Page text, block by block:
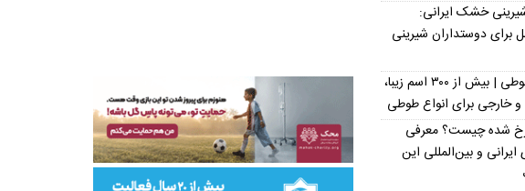
خشک ایرانی:
برای دوستداران شیرینی
اسم برای طوطی | بیش از ۳۰۰ اسم زیبا،
و خارجی برای انواع طوطی
شده چیست؟ معرفی
ایرانی و بین‌المللی این